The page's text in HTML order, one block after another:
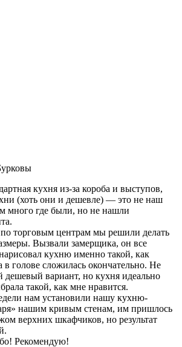
кухня из-за короба и выступов,
(хоть они и дешевле) — это не наш
много где были, но не нашли
торговым центрам мы решили делать
Вызвали замерщика, он все
кухню именно такой, как
в голове сложилась окончательно. Не
дешевый вариант, но кухня идеально
такой, как мне нравится.
нам установили нашу кухню-
нашим кривым стенам, им пришлось
верхних шкафчиков, но результат
Рекомендую!